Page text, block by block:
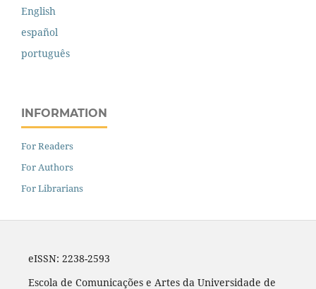
English
español
português
INFORMATION
For Readers
For Authors
For Librarians
eISSN: 2238-2593
Escola de Comunicações e Artes da Universidade de